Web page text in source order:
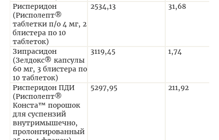
Рисперидон
(Рисполепт®
таблетки п/о 4 мг, 2
блистера по 10
таблеток)
2534,13 31,68
Зипрасидон
(Зелдокс® капсулы
60 мг, 3 блистера по
10 таблеток)
3119,45 1,74
Рисперидон ПДИ
(Рисполепт®
Конста™ порошок
для суспензий
внутримышечно,
пролонгированный
5297,95 211,92